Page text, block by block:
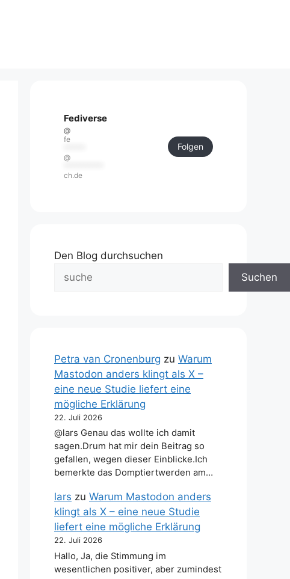
Fediverse
@
fe
@
ch.de
Folgen
Den Blog durchsuchen
Suchen
Petra van Cronenburg zu Warum
Mastodon anders klingt als X –
eine neue Studie liefert eine
mögliche Erklärung
22. Juli 2026
@lars Genau das wollte ich damit
sagen.Drum hat mir dein Beitrag so
gefallen, wegen dieser Einblicke.Ich
bemerkte das Domptiertwerden am…
lars zu Warum Mastodon anders
klingt als X – eine neue Studie
liefert eine mögliche Erklärung
22. Juli 2026
Hallo, Ja, die Stimmung im
wesentlichen positiver, aber zumindest